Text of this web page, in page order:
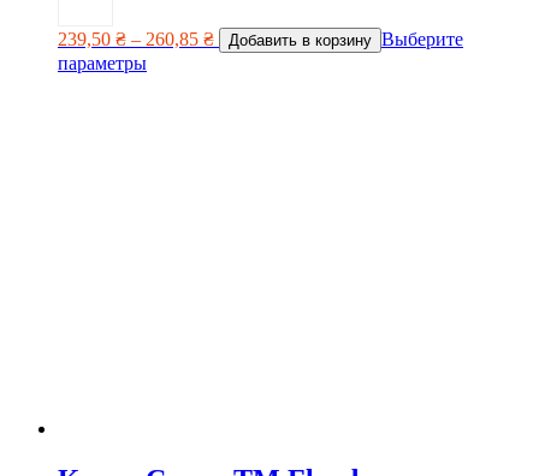
239,50 ₴ – 260,85 ₴ Добавить в корзину Выберите
параметры